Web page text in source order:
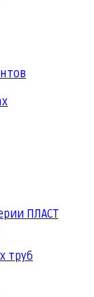
ПЛАСТ
труб